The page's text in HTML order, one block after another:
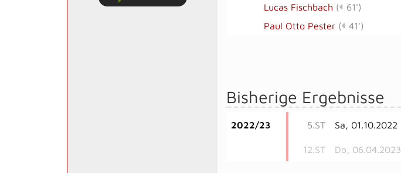
Lucas Fischbach (
61')
Paul Otto Pester ( 41')
Bisherige Ergebnisse
2022/23 5.ST Sa, 01.10.2022
12.ST Do, 06.04.2023